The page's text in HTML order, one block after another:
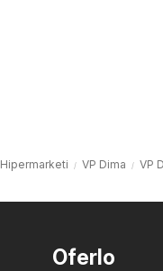
Hipermarketi VP Dima VP
Oferlo